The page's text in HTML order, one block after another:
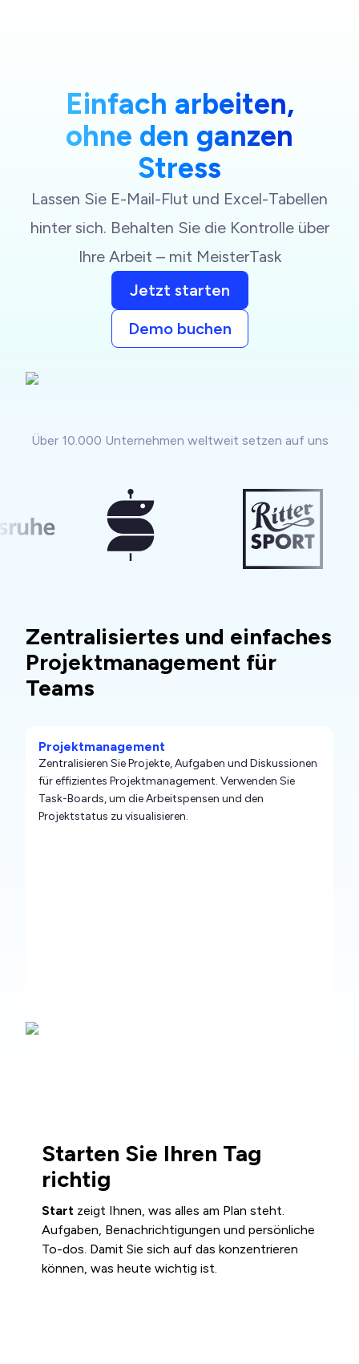
Einfach arbeiten,
ohne den ganzen
Stress
Lassen Sie E-Mail-Flut und Excel-Tabellen
hinter sich. Behalten Sie die Kontrolle über
Ihre Arbeit – mit MeisterTask
Jetzt starten
Demo buchen
Über 10.000 Unternehmen weltweit setzen auf uns
Zentralisiertes und einfaches
Projektmanagement für
Teams
Projektmanagement
Zentralisieren Sie Projekte, Aufgaben und Diskussionen
für effizientes Projektmanagement. Verwenden Sie
Task-Boards, um die Arbeitspensen und den
Projektstatus zu visualisieren.
Starten Sie Ihren Tag
richtig
Start zeigt Ihnen, was alles am Plan steht.
Aufgaben, Benachrichtigungen und persönliche
To-dos. Damit Sie sich auf das konzentrieren
können, was heute wichtig ist.